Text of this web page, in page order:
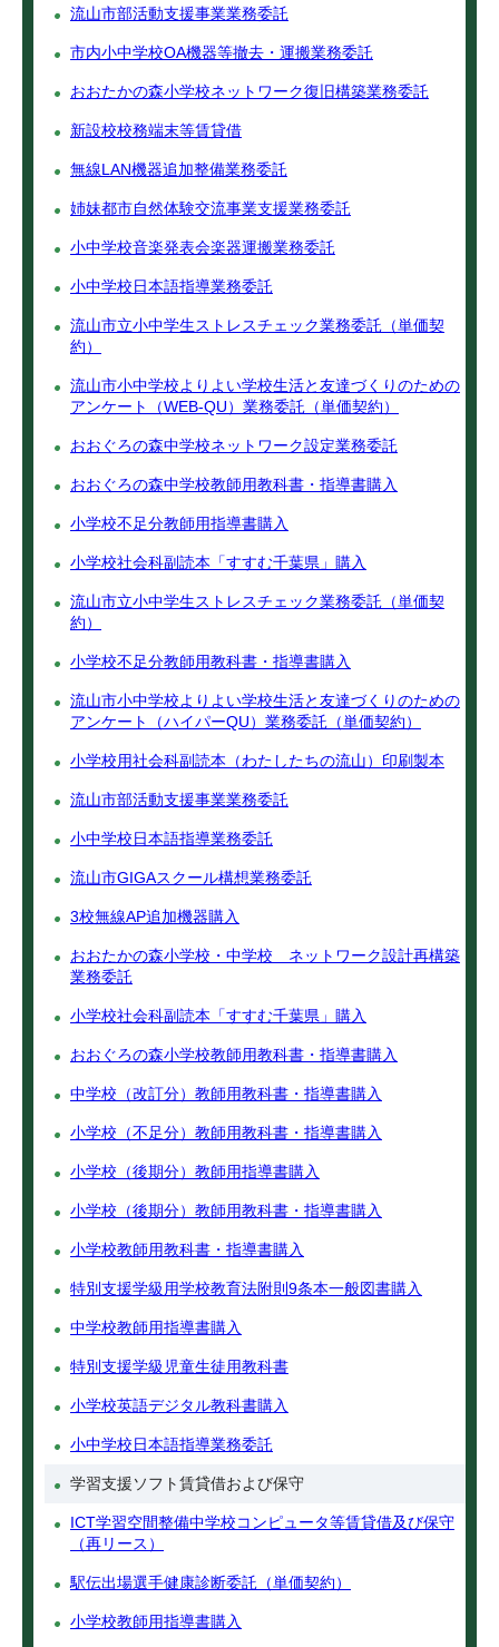
流山市部活動支援事業業務委託
市内小中学校OA機器等撤去・運搬業務委託
おおたかの森小学校ネットワーク復旧構築業務委託
新設校校務端末等賃貸借
無線LAN機器追加整備業務委託
姉妹都市自然体験交流事業支援業務委託
小中学校音楽発表会楽器運搬業務委託
小中学校日本語指導業務委託
流山市立小中学生ストレスチェック業務委託（単価契
約）
流山市小中学校よりよい学校生活と友達づくりのための
アンケート（WEB‐QU）業務委託（単価契約）
おおぐろの森中学校ネットワーク設定業務委託
おおぐろの森中学校教師用教科書・指導書購入
小学校不足分教師用指導書購入
小学校社会科副読本「すすむ千葉県」購入
流山市立小中学生ストレスチェック業務委託（単価契
約）
小学校不足分教師用教科書・指導書購入
流山市小中学校よりよい学校生活と友達づくりのための
アンケート（ハイパーQU）業務委託（単価契約）
小学校用社会科副読本（わたしたちの流山）印刷製本
流山市部活動支援事業業務委託
小中学校日本語指導業務委託
流山市GIGAスクール構想業務委託
3校無線AP追加機器購入
おおたかの森小学校・中学校 ネットワーク設計再構築
業務委託
小学校社会科副読本「すすむ千葉県」購入
おおぐろの森小学校教師用教科書・指導書購入
中学校（改訂分）教師用教科書・指導書購入
小学校（不足分）教師用教科書・指導書購入
小学校（後期分）教師用指導書購入
小学校（後期分）教師用教科書・指導書購入
小学校教師用教科書・指導書購入
特別支援学級用学校教育法附則9条本一般図書購入
中学校教師用指導書購入
特別支援学級児童生徒用教科書
小学校英語デジタル教科書購入
小中学校日本語指導業務委託
学習支援ソフト賃貸借および保守
ICT学習空間整備中学校コンピュータ等賃貸借及び保守
（再リース）
駅伝出場選手健康診断委託（単価契約）
小学校教師用指導書購入